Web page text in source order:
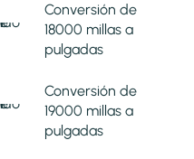
Conversión de
18000 millas a
pulgadas
Conversión de
19000 millas a
pulgadas